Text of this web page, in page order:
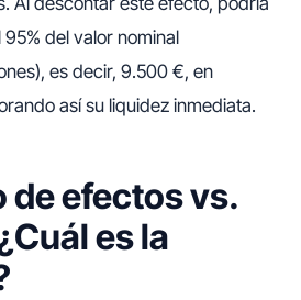
del valor nominal
es decir, 9.500 €, en
así su liquidez inmediata.
de efectos vs.
es la